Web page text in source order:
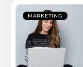
MARKETING